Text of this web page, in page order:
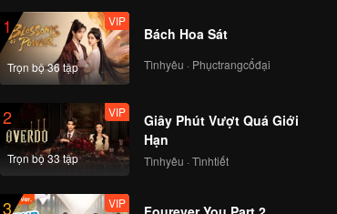
1
Trọn bộ 36 tập
VIP
Bách Hoa Sát
Tìnhyêu · Phụctrangcổđại
2
Trọn bộ 33 tập
VIP
Giây Phút Vượt Quá Giới
Hạn
Tìnhyêu · Tìnhtiết
3 VIP